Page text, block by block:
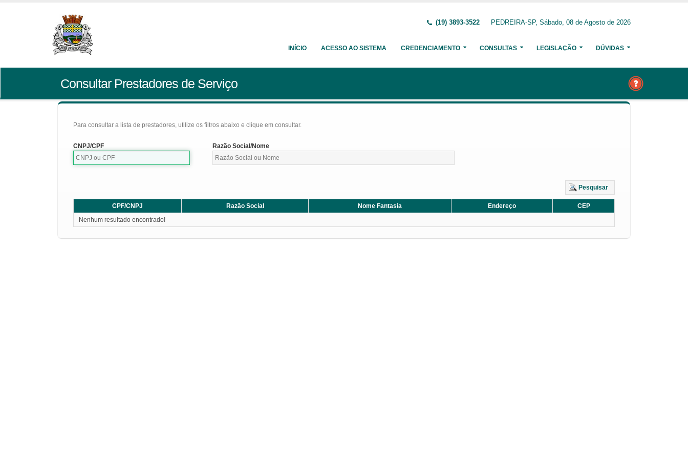
(19) 3893-3522 PEDREIRA-SP, Sábado, 08 de Agosto de 2026
INÍCIO ACESSO AO SISTEMA CREDENCIAMENTO CONSULTAS LEGISLAÇÃO DÚVIDAS
Consultar Prestadores de Serviço
Para consultar a lista de prestadores, utilize os filtros abaixo e clique em consultar.
CNPJ/CPF Razão Social/Nome
Pesquisar
CPF/CNPJ Razão Social Nome Fantasia Endereço
CEP
Nenhum resultado encontrado!